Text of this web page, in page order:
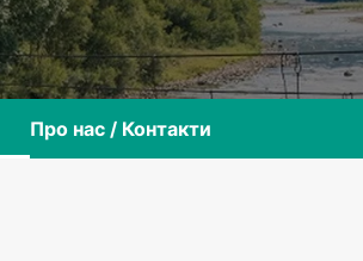
Про нас / Контакти